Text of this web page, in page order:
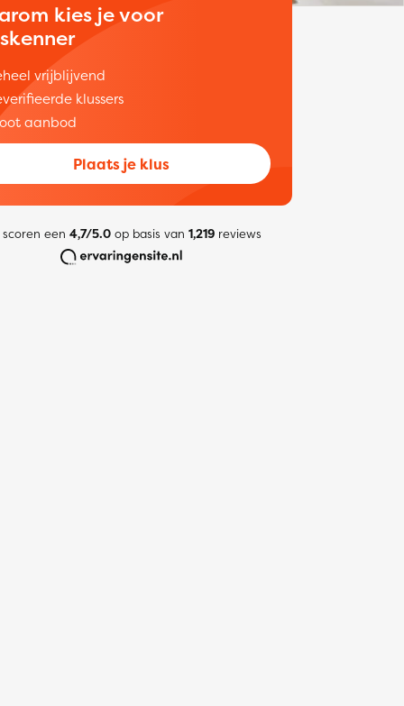
kies je voor
vrijblijvend
klussers
aanbod
Plaats je klus
een 4,7/5.0op basis van 1,219reviews